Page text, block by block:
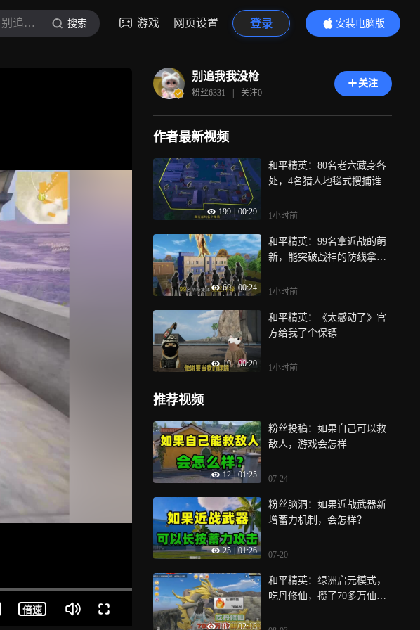
别追我我没枪 搜索 游戏 网页设置 登录
安装电脑版
内容更精彩
倍速
别追我我没枪
粉丝6331 | 关注0
关注
作者最新视频
199 00:29
和平精英：80名老六藏身各
处，4名猎人地毯式搜捕谁能
1小时前
60 | 00:24
和平精英：99名拿近战的萌
新，能突破战神的防线拿下
1小时前
19 | 00:20
和平精英：《太感动了》官
方给我了个保镖
1小时前
推荐视频
12 01:25
粉丝投稿：如果自己可以救
敌人，游戏会怎样
07-24
25 01:26
粉丝脑洞：如果近战武器新
增蓄力机制，会怎样？
07-20
182 | 02:13
和平精英：绿洲启元模式，
吃丹修仙，攒了70多万仙气